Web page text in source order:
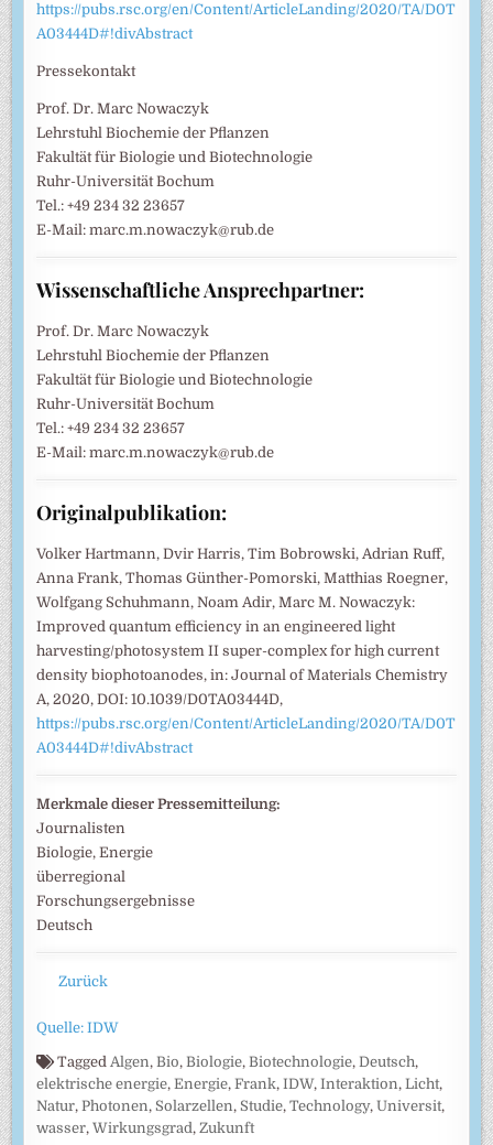
https://pubs.rsc.org/en/Content/ArticleLanding/2020/TA/D0T
A03444D#!divAbstract
Pressekontakt
Prof. Dr. Marc Nowaczyk
Lehrstuhl Biochemie der Pflanzen
Fakultät für Biologie und Biotechnologie
Ruhr-Universität Bochum
Tel.: +49 234 32 23657
E-Mail: marc.m.nowaczyk@rub.de
Wissenschaftliche Ansprechpartner:
Prof. Dr. Marc Nowaczyk
Lehrstuhl Biochemie der Pflanzen
Fakultät für Biologie und Biotechnologie
Ruhr-Universität Bochum
Tel.: +49 234 32 23657
E-Mail: marc.m.nowaczyk@rub.de
Originalpublikation:
Volker Hartmann, Dvir Harris, Tim Bobrowski, Adrian Ruff,
Anna Frank, Thomas Günther-Pomorski, Matthias Roegner,
Wolfgang Schuhmann, Noam Adir, Marc M. Nowaczyk:
Improved quantum efficiency in an engineered light
harvesting/photosystem II super-complex for high current
density biophotoanodes, in: Journal of Materials Chemistry
A, 2020, DOI: 10.1039/D0TA03444D,
https://pubs.rsc.org/en/Content/ArticleLanding/2020/TA/D0T
A03444D#!divAbstract
Merkmale dieser Pressemitteilung:
Journalisten
Biologie, Energie
überregional
Forschungsergebnisse
Deutsch
Zurück
Quelle: IDW
Tagged Algen, Bio, Biologie, Biotechnologie, Deutsch,
elektrische energie,Energie,Frank,IDW,Interaktion,Licht,
Natur, Photonen, Solarzellen, Studie,Technology,Universit,
wasser,Wirkungsgrad, Zukunft